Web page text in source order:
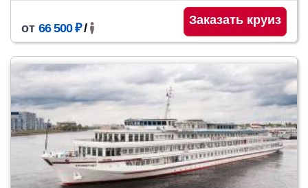
от 66 500 ₽/
Заказать круиз